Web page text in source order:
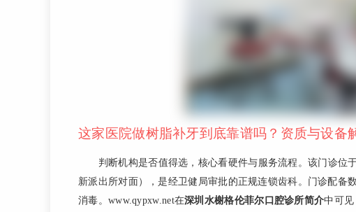
这家医院做树脂补牙到底靠谱吗？资质与设备
判断机构是否值得选，核心看硬件与服务流程。该门诊位
新派出所对面），是经卫健局审批的正规连锁齿科。门诊配
消毒。www.qypxw.net在深圳水榭格伦菲尔口腔诊所简介中可见